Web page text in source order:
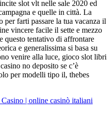
slot vlt nelle sale 2020 ed
e quelle in città. La
farti passare la tua vacanza il
vincere facile il sette e mezzo
questo tentativo di affrontare
e generalissima si basa su
venire alla luce, gioco slot libri
no deposito se c’è
per modelli tipo il, thebes
| online casinò italiani